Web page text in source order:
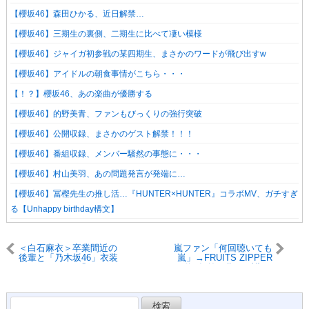
【櫻坂46】森田ひかる、近日解禁…
【櫻坂46】三期生の裏側、二期生に比べて凄い模様
【櫻坂46】ジャイガ初参戦の某四期生、まさかのワードが飛び出すw
【櫻坂46】アイドルの朝食事情がこちら・・・
【！？】櫻坂46、あの楽曲が優勝する
【櫻坂46】的野美青、ファンもびっくりの強行突破
【櫻坂46】公開収録、まさかのゲスト解禁！！！
【櫻坂46】番組収録、メンバー騒然の事態に・・・
【櫻坂46】村山美羽、あの問題発言が発端に…
【櫻坂46】冨樫先生の推し活…『HUNTER×HUNTER』コラボMV、ガチすぎ
る【Unhappy birthday構文】
＜白石麻衣＞卒業間近の
後輩と「乃木坂46」衣装
と反響
嵐ファン「何回聴いても
嵐」→FRUITS ZIPPER
井と松本がいるw」